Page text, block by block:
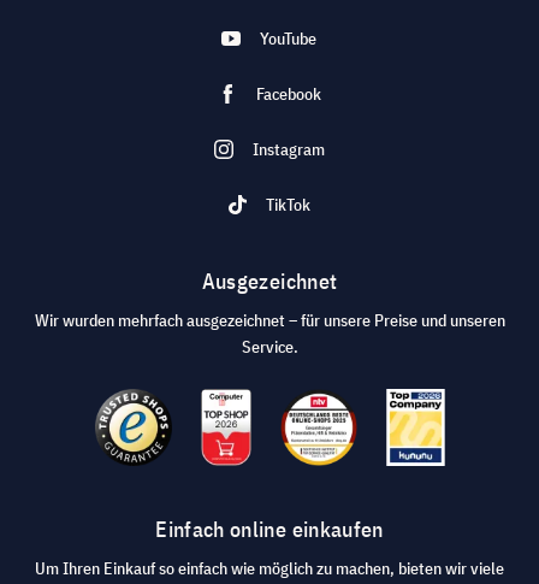
YouTube
Facebook
Instagram
TikTok
Ausgezeichnet
Wir wurden mehrfach ausgezeichnet – für unsere Preise und unseren
Service.
Einfach online einkaufen
Um Ihren Einkauf so einfach wie möglich zu machen, bieten wir viele